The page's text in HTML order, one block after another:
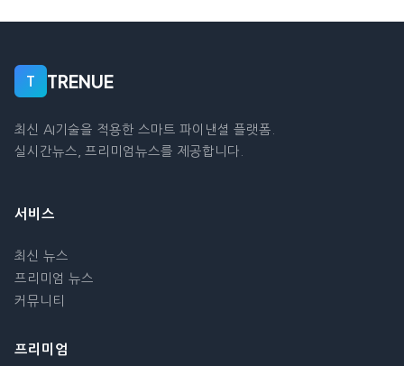
T TRENUE
최신 AI기술을 적용한 스마트 파이낸셜 플랫폼.
실시간뉴스, 프리미엄뉴스를 제공합니다.
서비스
최신 뉴스
프리미엄 뉴스
커뮤니티
프리미엄